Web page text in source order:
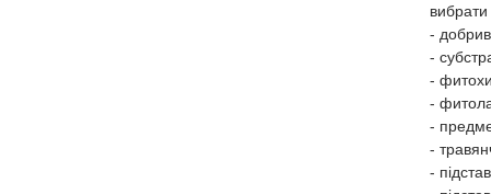
-
-
-
-
-
-
-